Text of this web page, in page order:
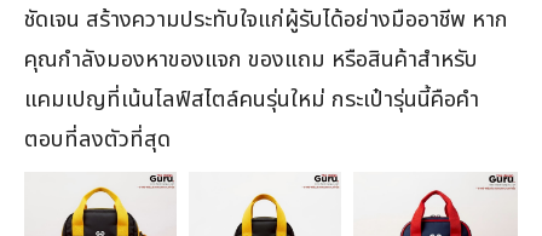
ชัดเจน สร้างความประทับใจแก่ผู้รับได้อย่างมืออาชีพ หาก
คุณกำลังมองหาของแจก ของแถม หรือสินค้าสำหรับ
แคมเปญที่เน้นไลฟ์สไตล์คนรุ่นใหม่ กระเป๋ารุ่นนี้คือคำ
ตอบที่ลงตัวที่สุด